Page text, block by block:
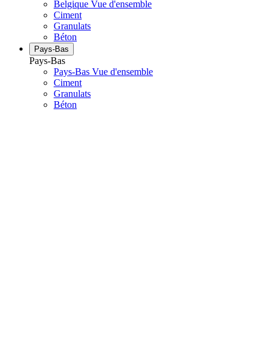
Belgique Vue d'ensemble
Ciment
Granulats
Béton
Pays-Bas
Pays-Bas
Pays-Bas Vue d'ensemble
Ciment
Granulats
Béton